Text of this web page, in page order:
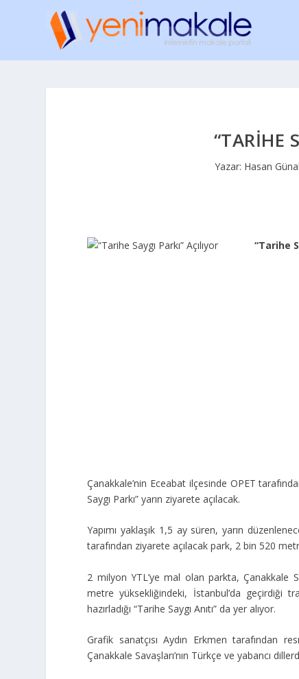
“TARIHE
Yazar: Hasan Günal
“Tarihe
Çanakkale’nin Eceabat ilçesinde OPET
Saygı Parkı” yarın ziyarete açılacak.
Yapımı yaklaşık 1,5 ay süren, yarın
tarafından ziyarete açılacak park, 2 bin 520
2 milyon YTL’ye mal olan parkta, Çanakkale
metre yüksekliğindeki, İstanbul’da geçirdiği
hazırladığı “Tarihe Saygı Anıtı” da yer alıyor.
Grafik sanatçısı Aydın Erkmen tarafından
Çanakkale Savaşları’nın Türkçe ve yabancı